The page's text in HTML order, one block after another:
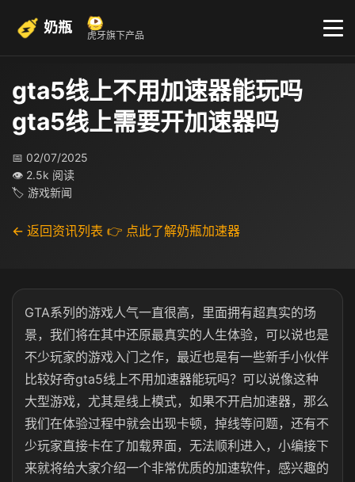
奶瓶 虎牙旗下产品
gta5线上不用加速器能玩吗
gta5线上需要开加速器吗
📅 02/07/2025
👁 2.5k 阅读
🏷 游戏新闻
← 返回资讯列表 👉 点此了解奶瓶加速器
GTA系列的游戏人气一直很高，里面拥有超真实的场
景，我们将在其中还原最真实的人生体验，可以说也是
不少玩家的游戏入门之作，最近也是有一些新手小伙伴
比较好奇gta5线上不用加速器能玩吗？可以说像这种
大型游戏，尤其是线上模式，如果不开启加速器，那么
我们在体验过程中就会出现卡顿，掉线等问题，还有不
少玩家直接卡在了加载界面，无法顺利进入，小编接下
来就将给大家介绍一个非常优质的加速软件，感兴趣的